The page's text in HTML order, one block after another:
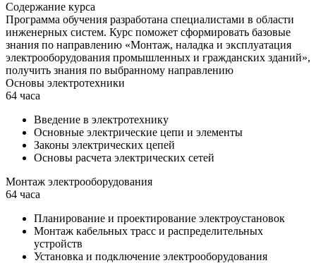
Содержание курса
Программа обучения разработана специалистами в области
инженерных систем. Курс поможет сформировать базовые
знания по направлению «Монтаж, наладка и эксплуатация
электрооборудования промышленных и гражданских зданий»,
получить знания по выбранному направлению
Основы электротехники
64 часа
Введение в электротехнику
Основные электрические цепи и элементы
Законы электрических цепей
Основы расчета электрических сетей
Монтаж электрооборудования
64 часа
Планирование и проектирование электроустановок
Монтаж кабельных трасс и распределительных
устройств
Установка и подключение электрооборудования